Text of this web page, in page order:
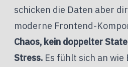
schicken die Daten aber
moderne Frontend-
Chaos, kein doppelter
Stress. Es fühlt sich an wie